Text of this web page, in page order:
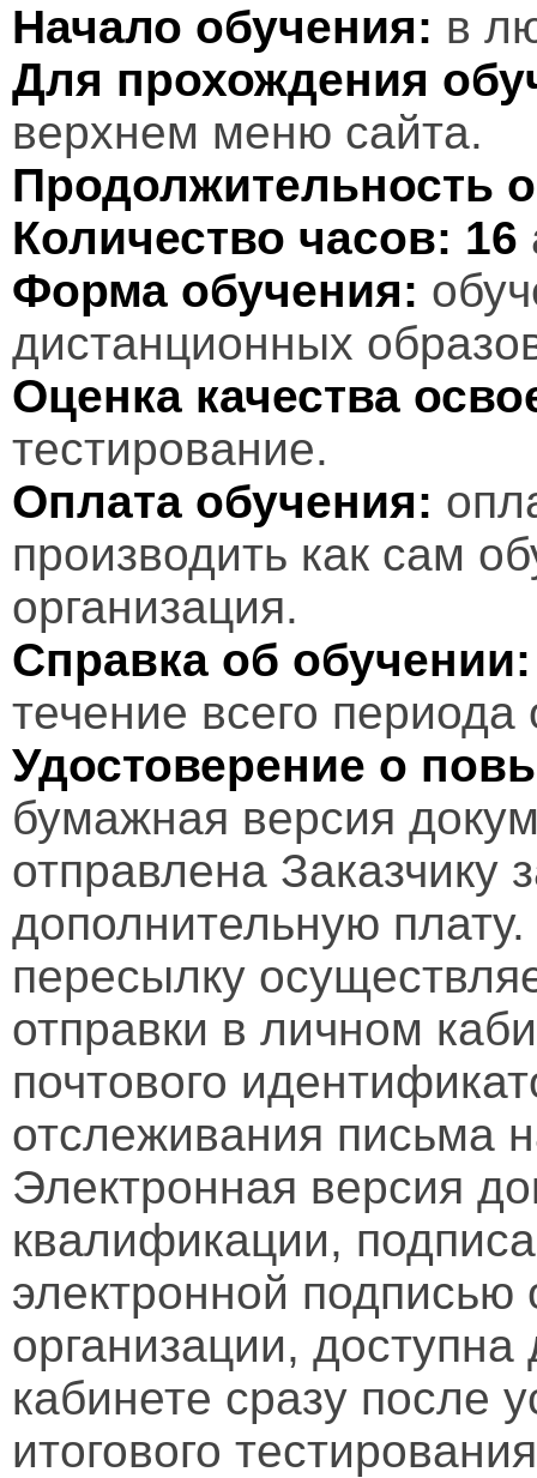
Начало обучения: в
Для прохождения
верхнем меню сайта.
Продолжительность
Количество часов: 16
Форма обучения:
дистанционных
Оценка качества
тестирование.
Оплата обучения:
производить как сам
организация.
Справка об обучении:
течение всего периода
Удостоверение о
бумажная версия
отправлена Заказчику
дополнительную
пересылку
отправки в личном
почтового
отслеживания письма
Электронная версия
квалификации,
электронной подписью
организации,
кабинете сразу после
итогового